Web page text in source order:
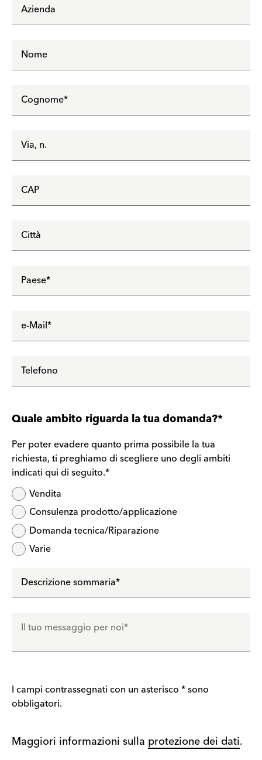
Azienda
Nome
Cognome*
Via, n.
CAP
Città
Paese*
e-Mail*
Telefono
Quale ambito riguarda la tua domanda?*
Per poter evadere quanto prima possibile la tua
richiesta, ti preghiamo di scegliere uno degli ambiti
indicati qui di seguito.*
Vendita
Consulenza prodotto/applicazione
Domanda tecnica/Riparazione
Varie
Descrizione sommaria*
Il tuo messaggio per noi*
I campi contrassegnati con un asterisco * sono
obbligatori.
Maggiori informazioni sulla protezione dei dati.